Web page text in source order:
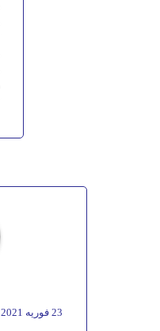
23 فوریه 2021